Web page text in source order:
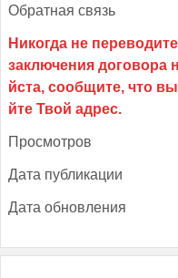
Об­ратная связь
Прос­мотров
Да­та пуб­ли­кации
Да­та об­новле­ния